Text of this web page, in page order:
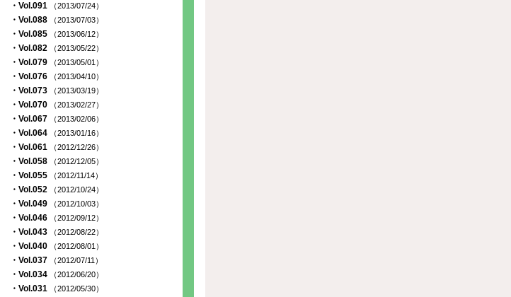
・Vol.091 （2013/07/24）
・Vol.088 （2013/07/03）
・Vol.085 （2013/06/12）
・Vol.082 （2013/05/22）
・Vol.079 （2013/05/01）
・Vol.076 （2013/04/10）
・Vol.073 （2013/03/19）
・Vol.070 （2013/02/27）
・Vol.067 （2013/02/06）
・Vol.064 （2013/01/16）
・Vol.061 （2012/12/26）
・Vol.058 （2012/12/05）
・Vol.055 （2012/11/14）
・Vol.052 （2012/10/24）
・Vol.049 （2012/10/03）
・Vol.046 （2012/09/12）
・Vol.043 （2012/08/22）
・Vol.040 （2012/08/01）
・Vol.037 （2012/07/11）
・Vol.034 （2012/06/20）
・Vol.031 （2012/05/30）